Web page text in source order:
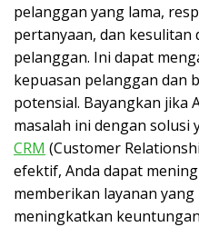
pelanggan yang lama,
pertanyaan, dan kesulitan
pelanggan. Ini dapat
kepuasan pelanggan dan
potensial. Bayangkan jika
masalah ini dengan solusi
CRM (Customer
efektif, Anda dapat
memberikan layanan
meningkatkan